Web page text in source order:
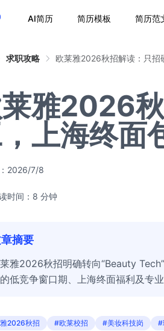
AI简历 简历模板 简历范
求职攻略 欧莱雅2026秋招解读：只招
雅2026
上海终面
2026/7/8
时间：8 分钟
摘要
雅2026秋招明确转向“Beauty
低竞争窗口期、上海终面福利及专
2026秋招 #欧莱校招 #美妆科技岗 #